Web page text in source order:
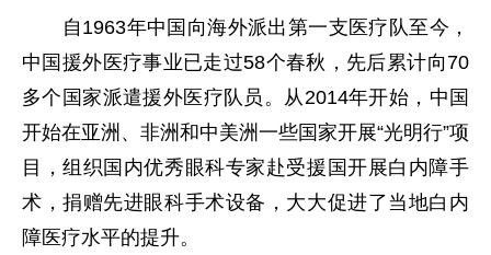
自1963年中国向海外派出第一支医疗队至今，
中国援外医疗事业已走过58个春秋，先后累计向70
多个国家派遣援外医疗队员。从2014年开始，中国
开始在亚洲、非洲和中美洲一些国家开展“光明行”项
目，组织国内优秀眼科专家赴受援国开展白内障手
术，捐赠先进眼科手术设备，大大促进了当地白内
障医疗水平的提升。